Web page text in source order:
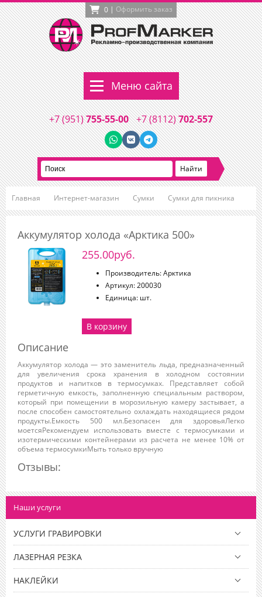
0 | Оформить заказ
Меню сайта
+7 (951)755-55-00 +7 (8112)702-557
Главная Интернет-магазин Сумки Сумки для пикника
Аккумулятор холода «Арктика 500»
255.00руб.
Производитель:Арктика
Артикул:200030
Единица: шт.
В корзину
Описание
Аккумулятор холода — это заменитель льда, предназначенный
для увеличения срока хранения в холодном состоянии
продуктов и напитков в термосумках. Представляет собой
герметичную емкость, заполненную специальным раствором,
который при помещении в морозильную камеру застывает, а
после способен самостоятельно охлаждать находящиеся рядом
продукты.Емкость 500 мл.Безопасен для здоровьяЛегко
моетсяРекомендуем использовать вместе с термосумками и
изотермическими контейнерами из расчета не менее 10% от
объема термосумкиМыть только вручную
Отзывы:
Наши услуги
УСЛУГИ ГРАВИРОВКИ
ЛАЗЕРНАЯ РЕЗКА
НАКЛЕЙКИ